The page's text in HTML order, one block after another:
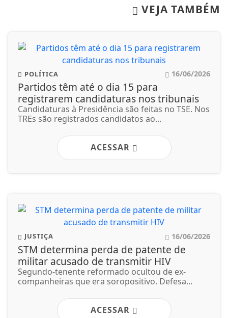
VEJA TAMBÉM
POLÍTICA 16/06/2026
Partidos têm até o dia 15 para
registrarem candidaturas nos tribunais
Candidaturas à Presidência são feitas no TSE. Nos
TREs são registrados candidatos ao...
ACESSAR
JUSTIÇA 16/06/2026
STM determina perda de patente de
militar acusado de transmitir HIV
Segundo-tenente reformado ocultou de ex-
companheiras que era soropositivo. Defesa...
ACESSAR